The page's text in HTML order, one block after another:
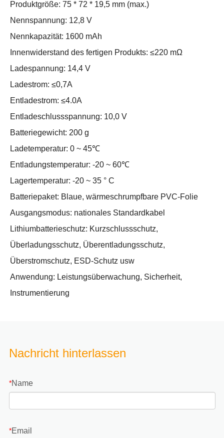
Produktgröße: 75 * 72 * 19,5 mm (max.)
Nennspannung: 12,8 V
Nennkapazität: 1600 mAh
Innenwiderstand des fertigen Produkts: ≤220 mΩ
Ladespannung: 14,4 V
Ladestrom: ≤0,7A
Entladestrom: ≤4.0A
Entladeschlussspannung: 10,0 V
Batteriegewicht: 200 g
Ladetemperatur: 0 ~ 45℃
Entladungstemperatur: -20 ~ 60℃
Lagertemperatur: -20 ~ 35 ° C
Batteriepaket: Blaue, wärmeschrumpfbare PVC-Folie
Ausgangsmodus: nationales Standardkabel
Lithiumbatterieschutz: Kurzschlussschutz,
Überladungsschutz, Überentladungsschutz,
Überstromschutz, ESD-Schutz usw
Anwendung: Leistungsüberwachung, Sicherheit,
Instrumentierung
Nachricht hinterlassen
*Name
*Email